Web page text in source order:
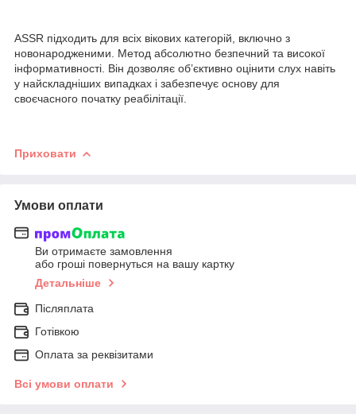
ASSR підходить для всіх вікових категорій, включно з
новонародженими. Метод абсолютно безпечний та високої
інформативності. Він дозволяє об’єктивно оцінити слух навіть
у найскладніших випадках і забезпечує основу для
своєчасного початку реабілітації.
Приховати
Умови оплати
Ви отримаєте замовлення
або гроші повернуться на вашу картку
Детальніше
Післяплата
Готівкою
Оплата за реквізитами
Всі умови оплати